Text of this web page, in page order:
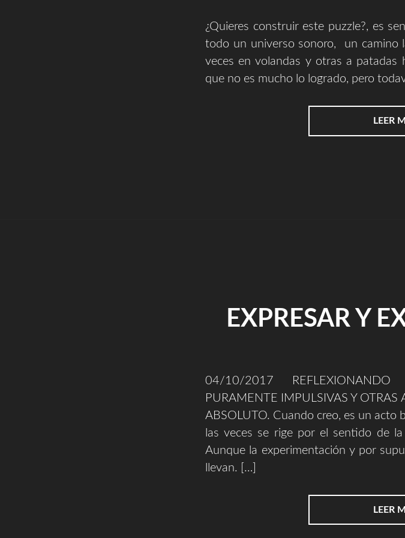
¿Quieres construir este puzzle?, es
todo un universo sonoro, un camino
veces en volandas y otras a patadas
que no es mucho lo logrado, pero
LEER
EXPRESAR Y
04/10/2017
PURAMENTE IMPULSIVAS Y
ABSOLUTO. Cuando creo, es un acto
las veces se rige por el sentido de
Aunque la experimentación y por
llevan. […]
LEER